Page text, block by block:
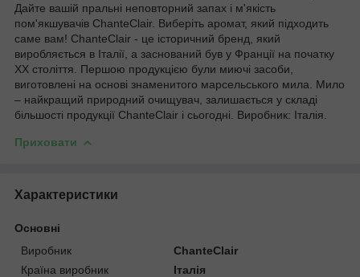
Дайте вашій пральні неповторний запах і м'якість
пом'якшувачів ChanteСlair. Виберіть аромат, який підходить
саме вам! ChanteClair - це історичний бренд, який
виробляється в Італії, а заснований був у Франції на початку
ХХ століття. Першою продукцією були миючі засоби,
виготовлені на основі знаменитого марсельського мила. Мило
– найкращий природний очищувач, залишається у складі
більшості продукції ChanteClair і сьогодні. Виробник: Італія.
Приховати
Характеристики
Основні
Виробник
ChanteClair
Країна виробник
Італія